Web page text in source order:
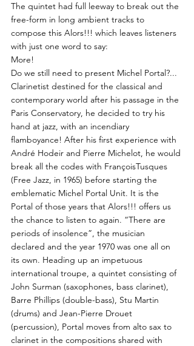
The quintet had full leeway to break out the
free-form in long ambient tracks to
compose this Alors!!! which leaves listeners
with just one word to say:
More!
Do we still need to present Michel Portal?...
Clarinetist destined for the classical and
contemporary world after his passage in the
Paris Conservatory, he decided to try his
hand at jazz, with an incendiary
flamboyance! After his first experience with
André Hodeir and Pierre Michelot, he would
break all the codes with FrançoisTusques
(Free Jazz, in 1965) before starting the
emblematic Michel Portal Unit. It is the
Portal of those years that Alors!!! offers us
the chance to listen to again. “There are
periods of insolence”, the musician
declared and the year 1970 was one all on
its own. Heading up an impetuous
international troupe, a quintet consisting of
John Surman (saxophones, bass clarinet),
Barre Phillips (double-bass), Stu Martin
(drums) and Jean-Pierre Drouet
(percussion), Portal moves from alto sax to
clarinet in the compositions shared with